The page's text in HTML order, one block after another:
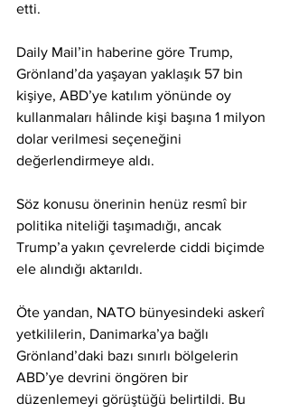
etti.
Daily Mail’in haberine göre Trump,
Grönland’da yaşayan yaklaşık 57 bin
kişiye, ABD’ye katılım yönünde oy
kullanmaları hâlinde kişi başına 1 milyon
dolar verilmesi seçeneğini
değerlendirmeye aldı.
Söz konusu önerinin henüz resmî bir
politika niteliği taşımadığı, ancak
Trump’a yakın çevrelerde ciddi biçimde
ele alındığı aktarıldı.
Öte yandan, NATO bünyesindeki askerî
yetkililerin, Danimarka’ya bağlı
Grönland’daki bazı sınırlı bölgelerin
ABD’ye devrini öngören bir
düzenlemeyi görüştüğü belirtildi. Bu